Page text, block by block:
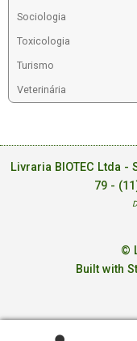
Sociologia
Toxicologia
Turismo
Veterinária
Livraria BIOTEC Ltda -
79 -
©
Built with